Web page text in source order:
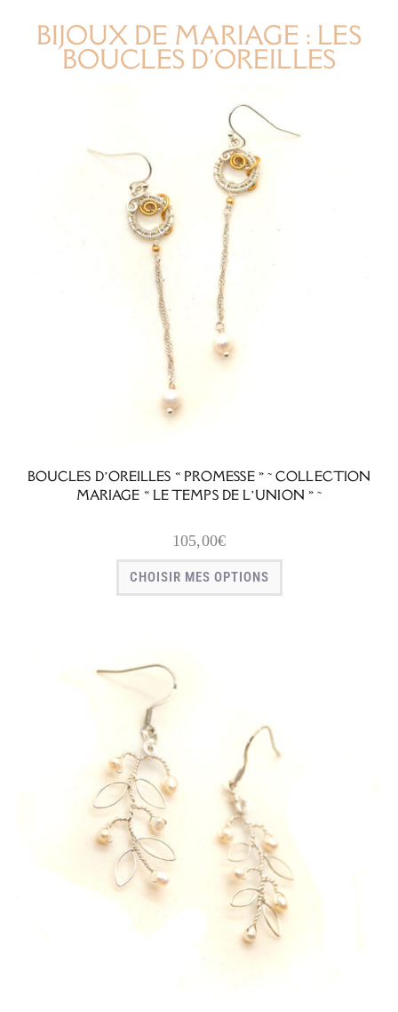
BIJOUX DE MARIAGE : LES
BOUCLES D'OREILLES
BOUCLES D’OREILLES « PROMESSE » ~ COLLECTION
MARIAGE « LE TEMPS DE L’UNION » ~
105,00€
CHOISIR MES OPTIONS